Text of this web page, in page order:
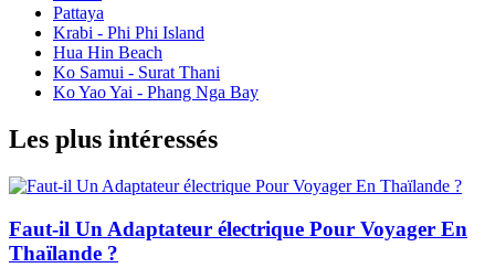
Pattaya
Krabi - Phi Phi Island
Hua Hin Beach
Ko Samui - Surat Thani
Ko Yao Yai - Phang Nga Bay
Les plus intéressés
Faut-il Un Adaptateur électrique Pour Voyager En
Thaïlande ?